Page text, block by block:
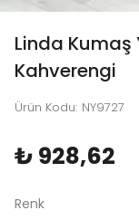
Linda Kumaş
Kahverengi
Ürün Kodu: NY9727
₺ 928,62
Renk